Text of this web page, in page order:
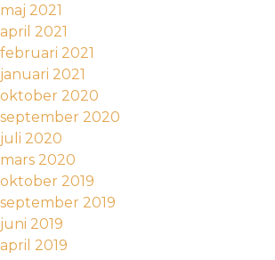
maj 2021
april 2021
februari 2021
januari 2021
oktober 2020
september 2020
juli 2020
mars 2020
oktober 2019
september 2019
juni 2019
april 2019